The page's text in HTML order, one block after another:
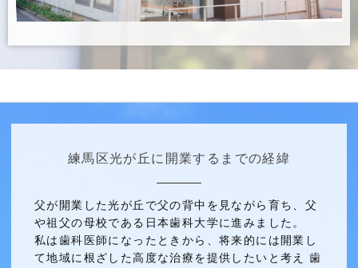
練馬区光が丘に開業するまでの経緯
父が開業した光が丘で父の背中を見ながら育ち、父
や祖父の母校である日本歯科大学に進みました。
私は歯科医師になったときから、将来的には開業し
て地域に根ざした高度な治療を提供したいと考え 歯